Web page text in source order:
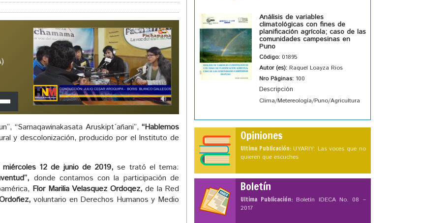
“Sarnaqawinakasata Aruskipt´añani”, “Hablemos
y descolonización, producido por el Instituto de
miércoles 12 de junio de 2019, se trató el tema:
donde contamos con la participación de
Flor Marilia Velasquez Ordoqez, de la Red
voluntario en Derechos Humanos y Medio
Análisis de variables
climatológicas con fines de
planificación agrícola; caso de las
comunidades campesinas en
Puno
Código: 01895
Autor (es): Raquel Loayza Rios
Nro Páginas: 100
Descripción
Clima/Metereología/Puno/Agricultura
Opiniones
Ultima Publicación: UYARIY: Las voces que no
quieren que escuches
Boletín
Ultima Publicación: Boletín IDECA No. 08 –
2017